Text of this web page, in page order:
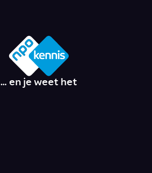
... en je weet het